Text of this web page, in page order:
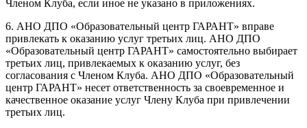
Членом Клуба, если иное не указано в приложениях.
6. АНО ДПО «Образовательный центр ГАРАНТ» вправе
привлекать к оказанию услуг третьих лиц. АНО ДПО
«Образовательный центр ГАРАНТ» самостоятельно выбирает
третьих лиц, привлекаемых к оказанию услуг, без
согласования с Членом Клуба. АНО ДПО «Образовательный
центр ГАРАНТ» несет ответственность за своевременное и
качественное оказание услуг Члену Клуба при привлечении
третьих лиц.